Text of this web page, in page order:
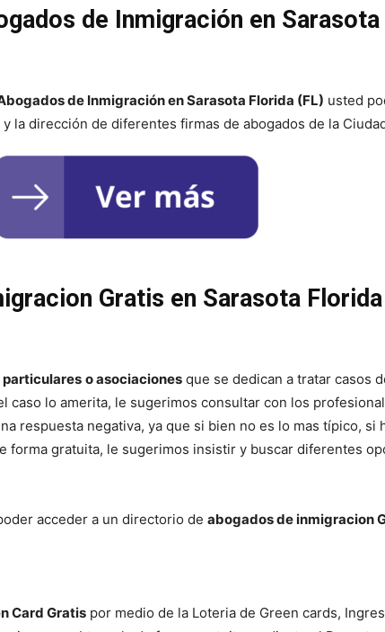
de Inmigración en Sarasota
de Inmigración en Sarasota Florida (FL) usted
la dirección de diferentes firmas de abogados de la
Gratis en Sarasota Florida
particulares o asociaciones que se dedican a tratar casos
caso lo amerita, le sugerimos consultar con los
respuesta negativa, ya que si bien no es lo mas típico, si
forma gratuita, le sugerimos insistir y buscar diferentes
acceder a un directorio de abogados de inmigracion
Card Gratis por medio de la Loteria de Green cards,